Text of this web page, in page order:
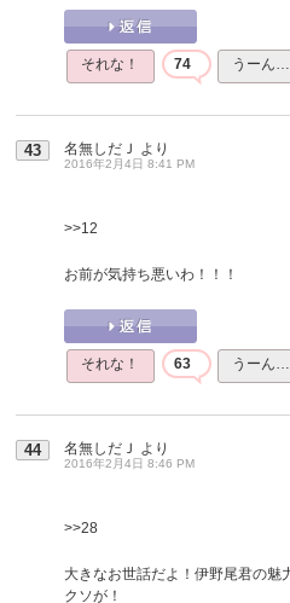
それな！ 74 うーん…
43 名無しだＪ より
2016年2月4日 8:41 PM
>>12
お前が気持ち悪いわ！！！
それな！ 63 うーん…
44 名無しだＪ より
2016年2月4日 8:46 PM
>>28
大きなお世話だよ！伊野尾君の魅
クソが！